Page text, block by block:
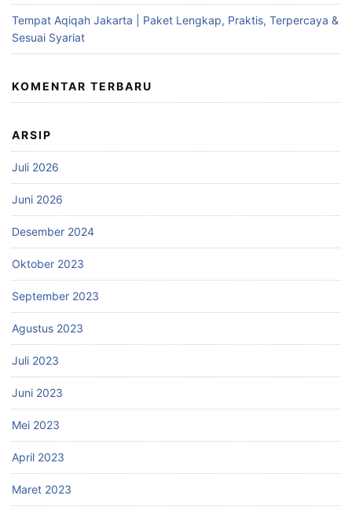
Tempat Aqiqah Jakarta | Paket Lengkap, Praktis, Terpercaya &
Sesuai Syariat
KOMENTAR TERBARU
ARSIP
Juli 2026
Juni 2026
Desember 2024
Oktober 2023
September 2023
Agustus 2023
Juli 2023
Juni 2023
Mei 2023
April 2023
Maret 2023